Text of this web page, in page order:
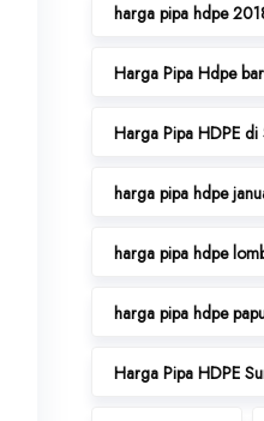
harga pipa hdpe
Harga Pipa Hdpe
Harga Pipa HDPE di
harga pipa hdpe
harga pipa hdpe
harga pipa hdpe
Harga Pipa HDPE